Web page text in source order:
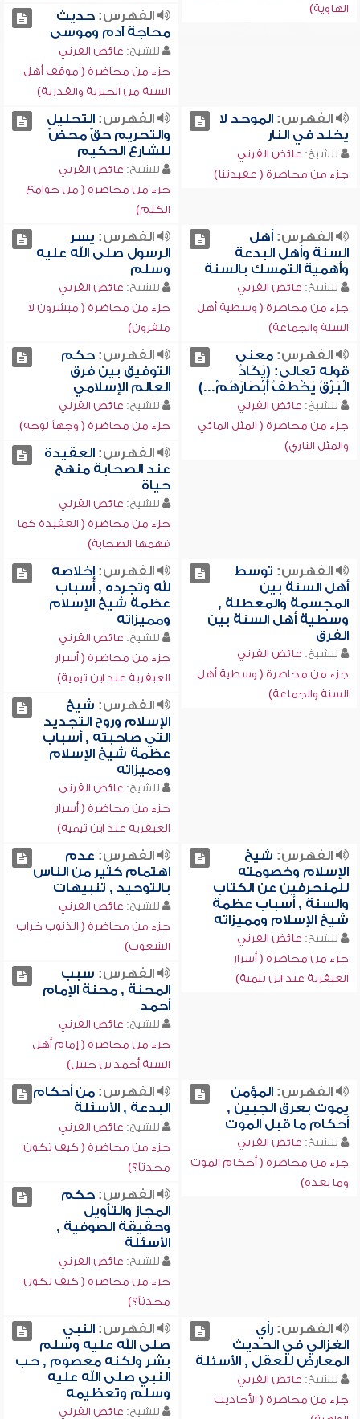
الهاوية)
الفهرس:حديث
محاجة آدم وموسى
للشيخ: عائض القرني
جزء من محاضرة ( موقف أهل
السنة من الجبرية والقدرية)
الفهرس:الموحد لا
يخلد في النار
للشيخ: عائض القرني
جزء من محاضرة ( عقيدتنا)
الفهرس:التحليل
والتحريم حقٌ محضٌ
للشارع الحكيم
للشيخ: عائض القرني
جزء من محاضرة ( من جوامع
الكلم)
الفهرس:أهل
السنة وأهل البدعة
وأهمية التمسك بالسنة
للشيخ: عائض القرني
جزء من محاضرة ( وسطية أهل
السنة والجماعة)
الفهرس: يسر
الرسول صلى الله عليه
وسلم
للشيخ: عائض القرني
جزء من محاضرة ( مبشرون لا
منفرون)
الفهرس:معنى
قوله تعالى: (يَكَادُ
الْبَرْقُ يَخْطَفُ أَبْصَارَهُمْ...)
للشيخ: عائض القرني
جزء من محاضرة ( المثل المائي
والمثل الناري)
الفهرس:حكم
التوفيق بين فرق
العالم الإسلامي
للشيخ: عائض القرني
جزء من محاضرة ( وجهاً لوجه)
الفهرس:العقيدة
عند الصحابة منهج
حياة
للشيخ: عائض القرني
جزء من محاضرة ( العقيدة كما
فهمها الصحابة)
الفهرس: توسط
أهل السنة بين
المجسمة والمعطلة ,
وسطية أهل السنة بين
الفرق
للشيخ: عائض القرني
جزء من محاضرة ( وسطية أهل
السنة والجماعة)
الفهرس:إخلاصه
لله وتجرده , أسباب
عظمة شيخ الإسلام
ومميزاته
للشيخ: عائض القرني
جزء من محاضرة ( أسرار
العبقرية عند ابن تيمية)
الفهرس: شيخ
الإسلام وروح التجديد
التي صاحبته , أسباب
عظمة شيخ الإسلام
ومميزاته
للشيخ: عائض القرني
جزء من محاضرة ( أسرار
العبقرية عند ابن تيمية)
الفهرس: شيخ
الإسلام وخصومته
للمنحرفين عن الكتاب
والسنة , أسباب عظمة
شيخ الإسلام ومميزاته
للشيخ: عائض القرني
جزء من محاضرة ( أسرار
العبقرية عند ابن تيمية)
الفهرس: عدم
اهتمام كثير من الناس
بالتوحيد , تنبيهات
للشيخ: عائض القرني
جزء من محاضرة ( الذنوب خراب
الشعوب)
الفهرس: سبب
المحنة , محنة الإمام
أحمد
للشيخ: عائض القرني
جزء من محاضرة ( إمام أهل
السنة أحمد بن حنبل)
الفهرس:المؤمن
يموت بعرق الجبين ,
أحكام ما قبل الموت
للشيخ: عائض القرني
جزء من محاضرة ( أحكام الموت
وما بعده)
الفهرس:من أحكام
البدعة , الأسئلة
للشيخ: عائض القرني
جزء من محاضرة ( كيف تكون
محدثاً؟)
الفهرس:حكم
المجاز والتأويل
وحقيقة الصوفية ,
الأسئلة
للشيخ: عائض القرني
جزء من محاضرة ( كيف تكون
محدثاً؟)
الفهرس:رأي
الغزالي في الحديث
المعارض للعقل , الأسئلة
للشيخ: عائض القرني
جزء من محاضرة ( الأحاديث
الفهرس:النبي
صلى الله عليه وسلم
بشر ولكنه معصوم , حب
النبي صلى الله عليه
وسلم وتعظيمه
للشيخ: عائض القرني